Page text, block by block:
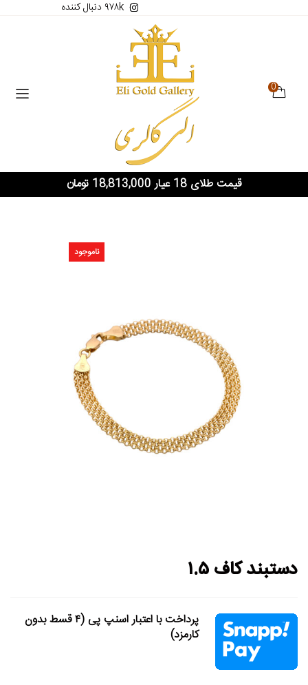
۹۷۸k دنبال کننده
0
قیمت طلای 18 عیار 18,813,000 تومان
ناموجود
دستبند کاف ۱.۵
پرداخت با اعتبار اسنپ پی (۴ قسط بدون
کارمزد)